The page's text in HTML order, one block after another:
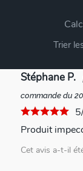
Trier
Stéphane P.
commande du
Produit
Cet avis a-t-il